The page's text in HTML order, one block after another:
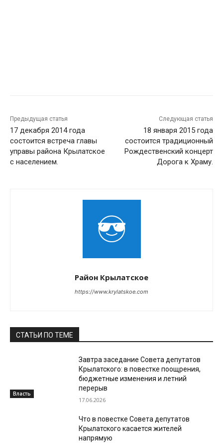
Предыдущая статья
17 декабря 2014 года
состоится встреча главы
управы района Крылатское
с населением.
Следующая статья
18 января 2015 года
состоится традиционный
Рождественский концерт
Дорога к Храму.
Район Крылатское
https://www.krylatskoe.com
СТАТЬИ ПО ТЕМЕ
Власть
Завтра заседание Совета депутатов
Крылатского: в повестке поощрения,
бюджетные изменения и летний
перерыв
17.06.2026
Что в повестке Совета депутатов
Крылатского касается жителей
напрямую